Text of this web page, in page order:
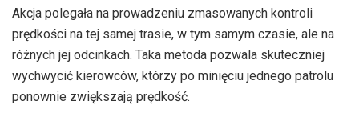
Akcja polegała na prowadzeniu zmasowanych kontroli
prędkości na tej samej trasie, w tym samym czasie, ale na
różnych jej odcinkach. Taka metoda pozwala skuteczniej
wychwycić kierowców, którzy po minięciu jednego patrolu
ponownie zwiększają prędkość.